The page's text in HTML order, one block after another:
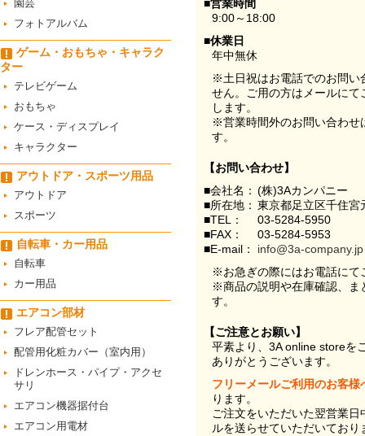
園芸
フォトアルバム
ゲーム・おもちゃ・キャラク
ター
テレビゲーム
おもちゃ
ケース・ディスプレイ
キャラクター
アウトドア・スポーツ用品
アウトドア
スポーツ
自転車・カー用品
自転車
カー用品
エアコン部材
フレア配管セット
配管用化粧カバー（室内用）
ドレンホース・パイプ・アクセ
サリ
エアコン機器据付台
エアコン用電材
■営業時間
9:00～18:00
■休業日
年中無休
※土日祝はお電話でのお問い
せん。ご用の方はメールに
します。
※営業時間外のお問い合わせ
す。
【お問い合わせ】
■会社名： (株)3Aカンパニー
■所在地： 東京都足立区千住
■TEL：
03-5284-5950
■FAX：
03-5284-5953
■E-mail：
info@3a-company.jp
※お急ぎの際にはお電話にて
※商品の説明や在庫確認、ま
す。
【ご注意とお願い】
平素より、3A online storeを
ありがとうございます。
フリーメールご利用のお客様
ります。
ご注文をいただいた翌営業
ルを送らせていただいてお